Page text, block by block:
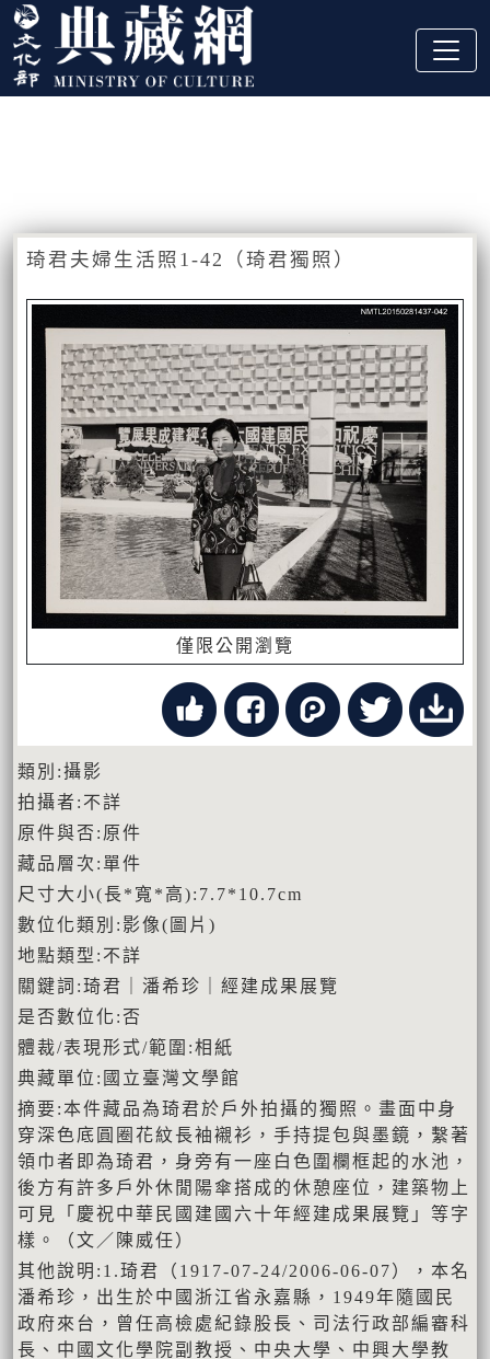
跳到主要內容
:::
琦君夫婦生活照1-42（琦君獨照）
僅限公開瀏覽
類別:攝影
拍攝者:不詳
原件與否:原件
藏品層次:單件
尺寸大小(長*寬*高):7.7*10.7cm
數位化類別:影像(圖片)
地點類型:不詳
關鍵詞:琦君｜潘希珍｜經建成果展覽
是否數位化:否
體裁/表現形式/範圍:相紙
典藏單位:國立臺灣文學館
摘要:本件藏品為琦君於戶外拍攝的獨照。畫面中身
穿深色底圓圈花紋長袖襯衫，手持提包與墨鏡，繫著
領巾者即為琦君，身旁有一座白色圍欄框起的水池，
後方有許多戶外休閒陽傘搭成的休憩座位，建築物上
可見「慶祝中華民國建國六十年經建成果展覽」等字
樣。（文／陳威任）
其他說明:1.琦君（1917-07-24/2006-06-07），本名
潘希珍，出生於中國浙江省永嘉縣，1949年隨國民
政府來台，曾任高檢處紀錄股長、司法行政部編審科
長、中國文化學院副教授、中央大學、中興大學教